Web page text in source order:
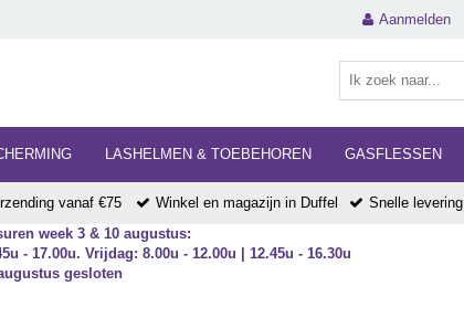
Aanmelden
LASHELMEN & TOEBEHOREN GASFLESSEN
vanaf €75 Winkel en magazijn in Duffel
Snelle levering
week 3 & 10 augustus:
- 17.00u. Vrijdag: 8.00u - 12.00u | 12.45u - 16.30u
gesloten